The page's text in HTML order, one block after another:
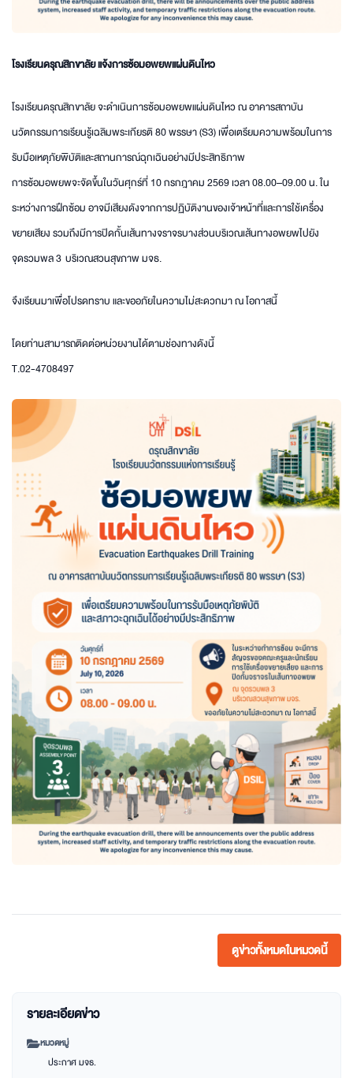
โรงเรียนดรุณสิกขาลัย แจ้งการซ้อมอพยพแผ่นดินไหว
โรงเรียนดรุณสิกขาลัย จะดำเนินการซ้อมอพยพแผ่นดินไหว ณ อาคารสถาบัน
นวัตกรรมการเรียนรู้เฉลิมพระเกียรติ 80 พรรษา (S3) เพื่อเตรียมความพร้อมในการ
รับมือเหตุภัยพิบัติและสถานการณ์ฉุกเฉินอย่างมีประสิทธิภาพ
การซ้อมอพยพจะจัดขึ้นในวันศุกร์ที่ 10 กรกฎาคม 2569 เวลา 08.00–09.00 น. ใน
ระหว่างการฝึกซ้อม อาจมีเสียงดังจากการปฏิบัติงานของเจ้าหน้าที่และการใช้เครื่อง
ขยายเสียง รวมถึงมีการปิดกั้นเส้นทางจราจรบางส่วนบริเวณเส้นทางอพยพไปยัง
จุดรวมพล 3 บริเวณสวนสุขภาพ มจธ.
จึงเรียนมาเพื่อโปรดทราบ และขออภัยในความไม่สะดวกมา ณ โอกาสนี้
โดยท่านสามารถติดต่อหน่วยงานได้ตามช่องทางดังนี้
T.02-4708497
ดูข่าวทั้งหมดในหมวดนี้
รายละเอียดข่าว
หมวดหมู่
ประกาศ มจธ.